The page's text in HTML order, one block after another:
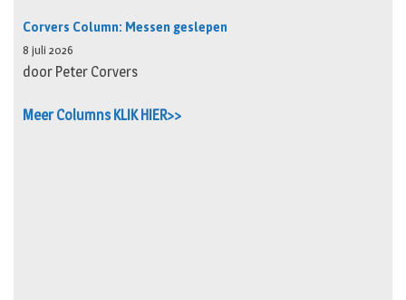
Corvers Column: Messen geslepen
8 juli 2026
door Peter Corvers
Meer Columns KLIK HIER>>